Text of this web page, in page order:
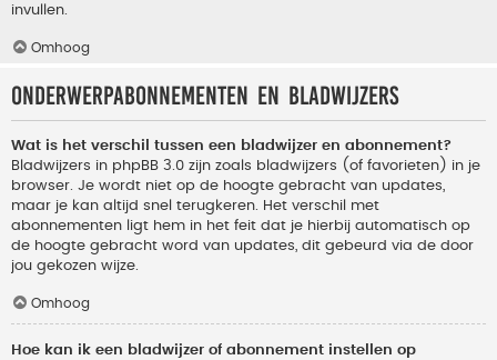
invullen.
Omhoog
Onderwerpabonnementen en bladwijzers
Wat is het verschil tussen een bladwijzer en abonnement?
Bladwijzers in phpBB 3.0 zijn zoals bladwijzers (of favorieten) in je
browser. Je wordt niet op de hoogte gebracht van updates,
maar je kan altijd snel terugkeren. Het verschil met
abonnementen ligt hem in het feit dat je hierbij automatisch op
de hoogte gebracht word van updates, dit gebeurd via de door
jou gekozen wijze.
Omhoog
Hoe kan ik een bladwijzer of abonnement instellen op